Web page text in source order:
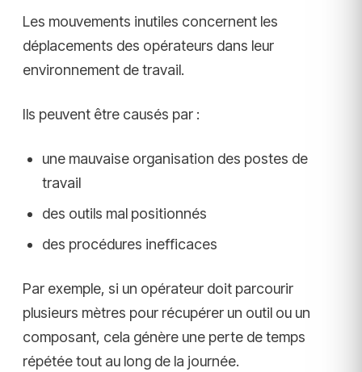
Les mouvements inutiles concernent les
déplacements des opérateurs dans leur
environnement de travail.
Ils peuvent être causés par :
une mauvaise organisation des postes de
travail
des outils mal positionnés
des procédures inefficaces
Par exemple, si un opérateur doit parcourir
plusieurs mètres pour récupérer un outil ou un
composant, cela génère une perte de temps
répétée tout au long de la journée.